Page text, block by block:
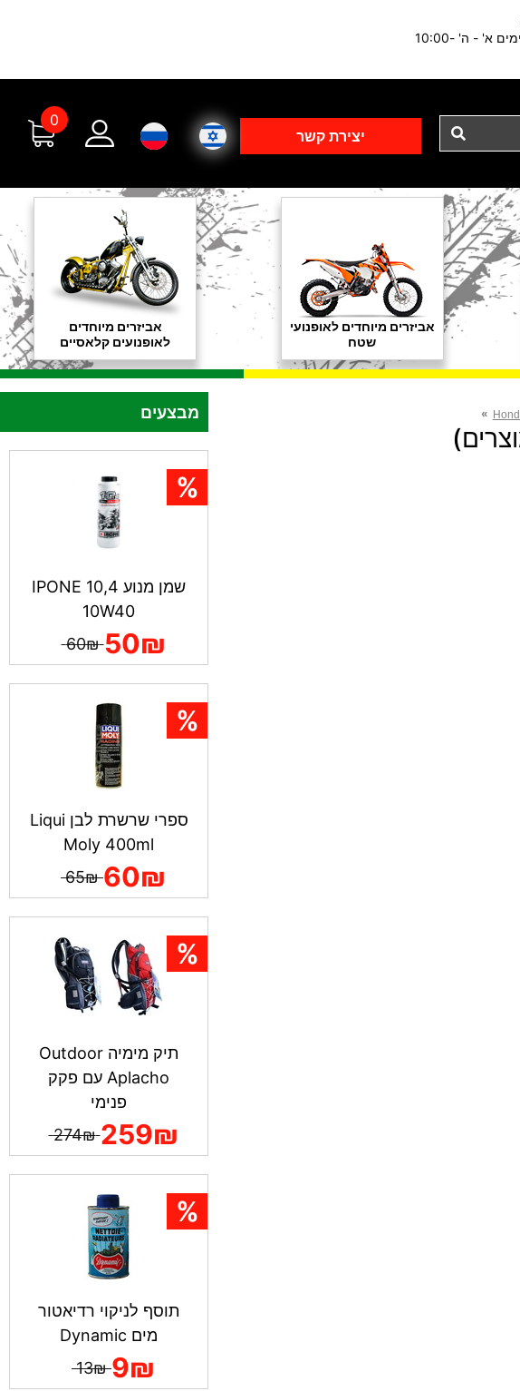
שעות פתיחה ימים א' - ה' 10:00-
יצירת קשר
0
אביזרים מיוחדים לאופנועי
שטח
אביזרים מיוחדים
לאופנועים קלאסיים
» מבצעים
שמן מנוע IPONE 10,4
10W40
50₪
60₪
ספרי שרשרת לבן Liqui
Moly 400ml
60₪
65₪
תיק מימיה Outdoor
Aplacho עם פקק
פנימי
259₪
274₪
תוסף לניקוי רדיאטור
מים Dynamic
9₪
13₪